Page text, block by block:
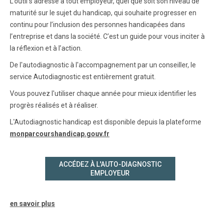
maturité sur le sujet du handicap, qui souhaite progresser en
continu pour l’inclusion des personnes handicapées dans
l’entreprise et dans la société. C’est un guide pour vous inciter à
la réflexion et à l’action.
De l'autodiagnostic à l'accompagnement par un conseiller, le
service Autodiagnostic est entièrement gratuit.
Vous pouvez l'utiliser chaque année pour mieux identifier les
progrès réalisés et à réaliser.
L'Autodiagnostic handicap est disponible depuis la plateforme
monparcourshandicap.gouv.fr
ACCÉDEZ À L'AUTO-DIAGNOSTIC
EMPLOYEUR
en savoir plus